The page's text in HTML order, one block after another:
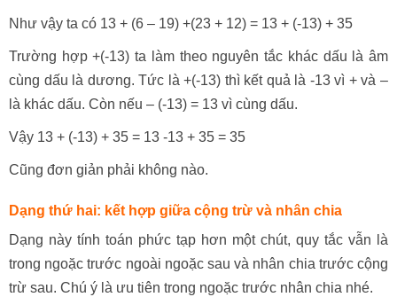
Như vậy ta có 13 + (6 – 19) +(23 + 12) = 13 + (-13) + 35
Trường hợp +(-13) ta làm theo nguyên tắc khác dấu là âm
cùng dấu là dương. Tức là +(-13) thì kết quả là -13 vì + và –
là khác dấu. Còn nếu – (-13) = 13 vì cùng dấu.
Vậy 13 + (-13) + 35 = 13 -13 + 35 = 35
Cũng đơn giản phải không nào.
Dạng thứ hai: kết hợp giữa cộng trừ và nhân chia
Dạng này tính toán phức tạp hơn một chút, quy tắc vẫn là
trong ngoặc trước ngoài ngoặc sau và nhân chia trước cộng
trừ sau. Chú ý là ưu tiên trong ngoặc trước nhân chia nhé.